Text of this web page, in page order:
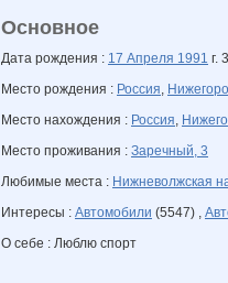
Основное
Дата рождения : 17 Апреля 1991 г.
Место рождения : Россия,
Место нахождения : Россия,
Место проживания : Заречный, 3
Любимые места : Нижневолжская
Интересы : Автомобили (5547) ,
О себе : Люблю спорт